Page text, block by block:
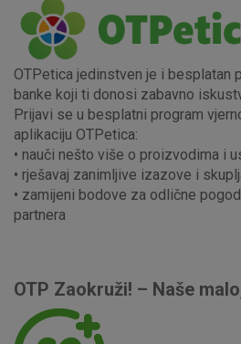
OTPetica jedinstven je i besplatan
banke koji ti donosi zabavno
Prijavi se u besplatni program
aplikaciju OTPetica:
• nauči nešto više o proizvodima i
• rješavaj zanimljive izazove i
• zamijeni bodove za odlične
partnera
OTP Zaokruži! – Naše
Nužni (tehnički) kolačići -
Ovi kolačići nužni su za
ne mogu se isključiti u našim
postavljaju kao odgovor na vaše
za uslugama, kao što su postavke
možete postaviti da blokira te
o njima, ali u tom slučaju neki
kolačići ne pohranjuju nikakve
identificirati.